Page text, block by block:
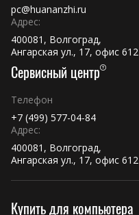
pc@huananzhi.ru
Адрес:
400081, Волгоград,
Ангарская ул., 17, офис 612
Сервисный центр
Телефон
+7 (499) 577-04-84
Адрес:
400081, Волгоград,
Ангарская ул., 17, офис 612
Купить для компьютера